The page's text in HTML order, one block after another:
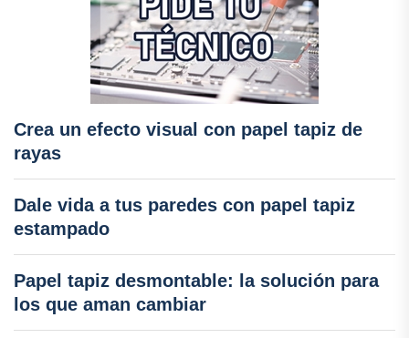
Crea un efecto visual con papel tapiz de
rayas
Dale vida a tus paredes con papel tapiz
estampado
Papel tapiz desmontable: la solución para
los que aman cambiar